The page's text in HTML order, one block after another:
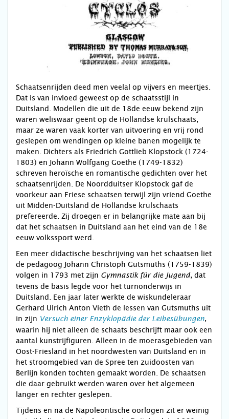
Schaatsenrijden deed men veelal op vijvers en meertjes.
Dat is van invloed geweest op de schaatsstijl in
Duitsland. Modellen die uit de 18de eeuw bekend zijn
waren weliswaar geënt op de Hollandse krulschaats,
maar ze waren vaak korter van uitvoering en vrij rond
geslepen om wendingen op kleine banen mogelijk te
maken. Dichters als Friedrich Gottlieb Klopstock (1724-
1803) en Johann Wolfgang Goethe (1749-1832)
schreven heroïsche en romantische gedichten over het
schaatsenrijden. De Noordduitser Klopstock gaf de
voorkeur aan Friese schaatsen terwijl zijn vriend Goethe
uit Midden-Duitsland de Hollandse krulschaats
prefereerde. Zij droegen er in belangrijke mate aan bij
dat het schaatsen in Duitsland aan het eind van de 18e
eeuw volkssport werd.
Een meer didactische beschrijving van het schaatsen liet
de pedagoog Johann Christoph Gutsmuths (1759-1839)
volgen in 1793 met zijn Gymnastik für die Jugend, dat
tevens de basis legde voor het turnonderwijs in
Duitsland. Een jaar later werkte de wiskundeleraar
Gerhard Ulrich Anton Vieth de lessen van Gutsmuths uit
in zijn Versuch einer Enzyklopädie der Leibesübungen,
waarin hij niet alleen de schaats beschrijft maar ook een
aantal kunstrijfiguren. Alleen in de moerasgebieden van
Oost-Friesland in het noordwesten van Duitsland en in
het stroomgebied van de Spree ten zuidoosten van
Berlijn konden tochten gemaakt worden. De schaatsen
die daar gebruikt werden waren over het algemeen
langer en rechter geslepen.
Tijdens en na de Napoleontische oorlogen zit er weinig